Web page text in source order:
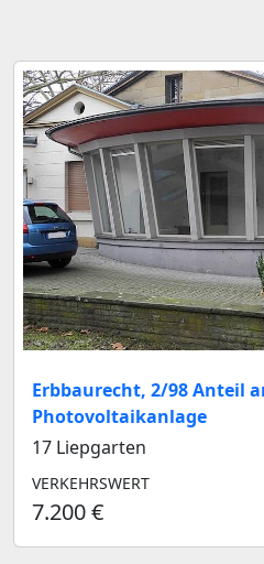
Erbbaurecht, 2/98 Anteil
Photovoltaikanlage
17 Liepgarten
VERKEHRSWERT
7.200 €